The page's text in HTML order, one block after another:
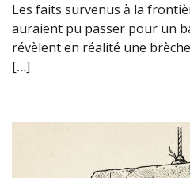
Les faits survenus à la
auraient pu passer pour un
révèlent en réalité une
[…]